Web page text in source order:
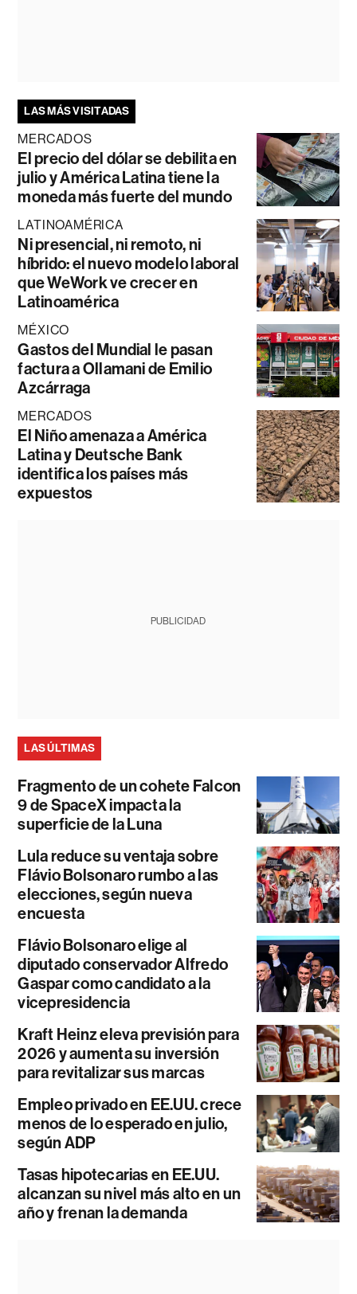
LAS MÁS VISITADAS
MERCADOS
El precio del dólar se debilita en
julio y América Latina tiene la
moneda más fuerte del mundo
LATINOAMÉRICA
Ni presencial, ni remoto, ni
híbrido: el nuevo modelo laboral
que WeWork ve crecer en
Latinoamérica
MÉXICO
Gastos del Mundial le pasan
factura a Ollamani de Emilio
Azcárraga
MERCADOS
El Niño amenaza a América
Latina y Deutsche Bank
identifica los países más
expuestos
PUBLICIDAD
LAS ÚLTIMAS
Fragmento de un cohete Falcon
9 de SpaceX impacta la
superficie de la Luna
Lula reduce su ventaja sobre
Flávio Bolsonaro rumbo a las
elecciones, según nueva
encuesta
Flávio Bolsonaro elige al
diputado conservador Alfredo
Gaspar como candidato a la
vicepresidencia
Kraft Heinz eleva previsión para
2026 y aumenta su inversión
para revitalizar sus marcas
Empleo privado en EE.UU. crece
menos de lo esperado en julio,
según ADP
Tasas hipotecarias en EE.UU.
alcanzan su nivel más alto en un
año y frenan la demanda